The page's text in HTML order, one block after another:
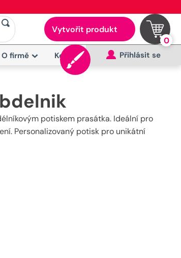
Vytvořit produkt
0
O firmě Kontakt Přihlásit se
potiskem prasátka. Ideální pro
Personalizovaný potisk pro unikátní